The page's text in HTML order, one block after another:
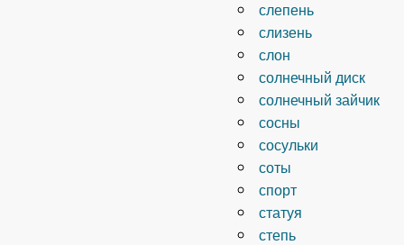
слепень
слизень
слон
солнечный диск
солнечный зайчик
сосны
сосульки
соты
спорт
статуя
степь